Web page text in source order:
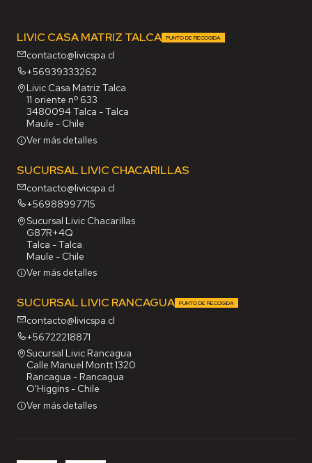
LIVIC CASA MATRIZ TALCA PUNTO DE RECOGIDA
contacto@livicspa.cl
+56939333262
Livic Casa Matriz Talca
11 oriente nº 633
3480094 Talca - Talca
Maule - Chile
Ver más detalles
SUCURSAL LIVIC CHACARILLAS
contacto@livicspa.cl
+56988997715
Sucursal Livic Chacarillas
G87R+4Q
Talca - Talca
Maule - Chile
Ver más detalles
SUCURSAL LIVIC RANCAGUA PUNTO DE RECOGIDA
contacto@livicspa.cl
+56722218871
Sucursal Livic Rancagua
Calle Manuel Montt 1320
Rancagua - Rancagua
O'Higgins - Chile
Ver más detalles